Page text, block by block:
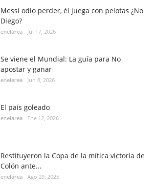
Messi odio perder, él juega con pelotas ¿No
Diego?
enelarea Jul 17, 2026
Se viene el Mundial: La guía para No
apostar y ganar
enelarea Jun 8, 2026
El país goleado
enelarea Ene 12, 2026
Restituyeron la Copa de la mítica victoria de
Colón ante...
enelarea Ago 29, 2025